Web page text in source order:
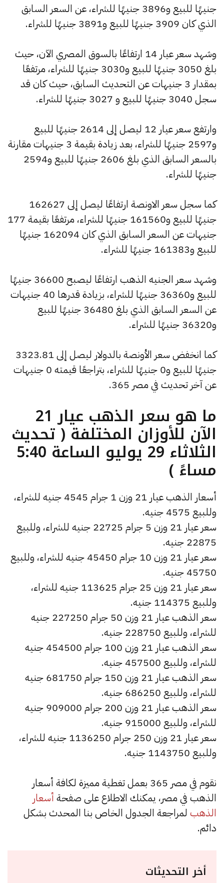
جنيهًا للبيع و3896 جنيهًا للشراء، عن السعر السابق
الذي كان 3909 جنيهًا للبيع و3891 جنيهًا للشراء.
وشهد سعر عيار 14 ارتفاعًا بالسوق المصري الآن، حيث
بلغ 3050 جنيهًا للبيع و3030 جنيهًا للشراء، مرتفعًا
بمقدار 3 جنيهات عن التحديث السابق، حيث كان قد
سجل 3040 جنيهًا للبيع و 3027 جنيهًا للشراء.
وارتفع سعر عيار 12 ليصل إلى 2614 جنيهًا للبيع
و2597 جنيهًا للشراء، بعد زيادة بقيمة 3 جنيهات مقارنة
بالسعر السابق الذي بلغ 2606 جنيهًا للبيع و2594
جنيهًا للشراء.
كما سجل سعر الاونصة ارتفاعًا ليصل إلى 162627
جنيهًا للبيع و161560 جنيهًا للشراء، مرتفعًا بقيمة 177
جنيهات عن السعر السابق الذي كان 162094 جنيهًا
للبيع و161383 جنيهًا للشراء.
وشهد سعر الجنيه الذهب ارتفاعًا ليصبح 36600 جنيهًا
للبيع و36360 جنيهًا للشراء، بزيادة قدرها 40 جنيهات
عن السعر السابق الذي بلغ 36480 جنيهًا للبيع
و36320 جنيهًا للشراء.
كما انخفض سعر الأونصة بالدولار ليصل إلى 3323.81
جنيهًا للبيع و0 جنيهًا للشراء، بتراجعًا قيمته 0 جنيهات
عن آخر تحديث في مصر 365.
ما هو سعر الذهب عيار 21
الآن للأوزان المختلفة ( تحديث
الثلاثاء 29 يوليو الساعة 5:40
مساءً )
أسعار الذهب عيار 21 وزن 1 جرام 4545 جنيه للشراء،
وللبيع 4575 جنيه.
سعر عيار 21 وزن 5 جرام 22725 جنيه للشراء، وللبيع
22875 جنيه.
سعر عيار 21 وزن 10 جرام 45450 جنيه للشراء، وللبيع
45750 جنيه.
سعر عيار 21 وزن 25 جرام 113625 جنيه للشراء،
وللبيع 114375 جنيه.
سعر الذهب عيار 21 وزن 50 جرام 227250 جنيه
للشراء، وللبيع 228750 جنيه.
سعر الذهب عيار 21 وزن 100 جرام 454500 جنيه
للشراء، وللبيع 457500 جنيه.
سعر الذهب عيار 21 وزن 150 جرام 681750 جنيه
للشراء، وللبيع 686250 جنيه.
سعر الذهب عيار 21 وزن 200 جرام 909000 جنيه
للشراء، وللبيع 915000 جنيه.
سعر عيار 21 وزن 250 جرام 1136250 جنيه للشراء،
وللبيع 1143750 جنيه.
نقوم في مصر 365 بعمل تغطية مميزة لكافة أسعار
الذهب في مصر، يمكنك الاطلاع على صفحة أسعار
الذهب لمراجعة الجدول الخاص بنا المحدث بشكل
دائم.
أخر التحديثات